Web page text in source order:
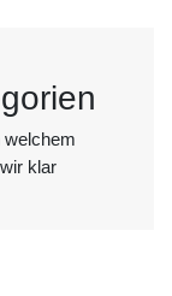
welchem
klar